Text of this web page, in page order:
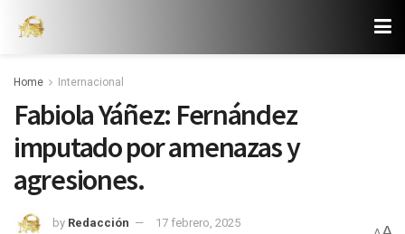
Home Internacional
Fabiola Yáñez: Fernández
imputado por amenazas y
agresiones.
by Redacción
17 febrero, 2025